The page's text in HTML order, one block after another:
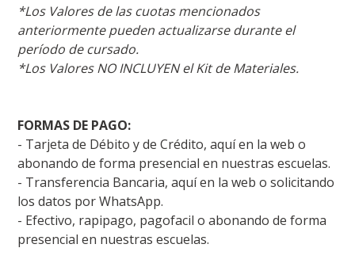
*Los Valores de las cuotas mencionados
anteriormente pueden actualizarse durante el
período de cursado.
*Los Valores NO INCLUYEN el Kit de Materiales.
FORMAS DE PAGO:
- Tarjeta de Débito y de Crédito, aquí en la web o
abonando de forma presencial en nuestras escuelas.
- Transferencia Bancaria, aquí en la web o solicitando
los datos por WhatsApp.
- Efectivo, rapipago, pagofacil o abonando de forma
presencial en nuestras escuelas.